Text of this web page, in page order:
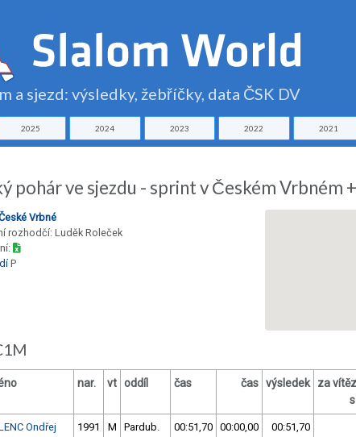
a sjezd: výsledky, žebříčky, data ČSK DV
2025 2024 2023 2022 2021
pohár ve sjezdu - sprint v Českém Vrbném
Vrbné
rozhodčí: Luděk Roleček
P
nar. vt oddíl čas čas výsledek
za
Ondřej 1991 M Pardub. 00:51,70 00:00,00 00:51,70